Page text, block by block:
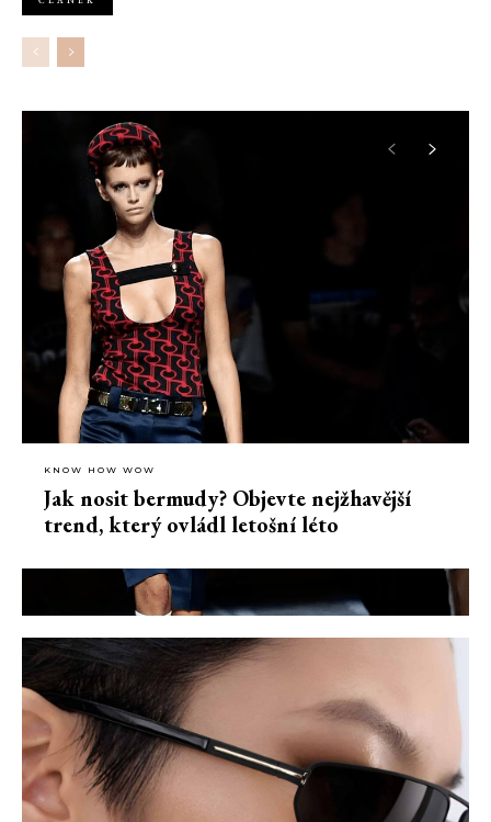
nevybrali, kam vyrazit se svou drahou polovičkou, nastává
nejvyšší čas vybrat ten pravý podnik.
KNOW HOW WOW
Jak nosit bermudy? Objevte nejžhavější
trend, který ovládl letošní léto